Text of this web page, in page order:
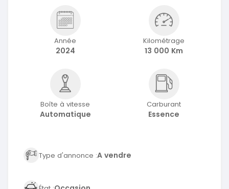
Année
2024
Kilométrage
13 000 Km
Boîte à vitesse
Automatique
Carburant
Essence
Type d'annonce :A vendre